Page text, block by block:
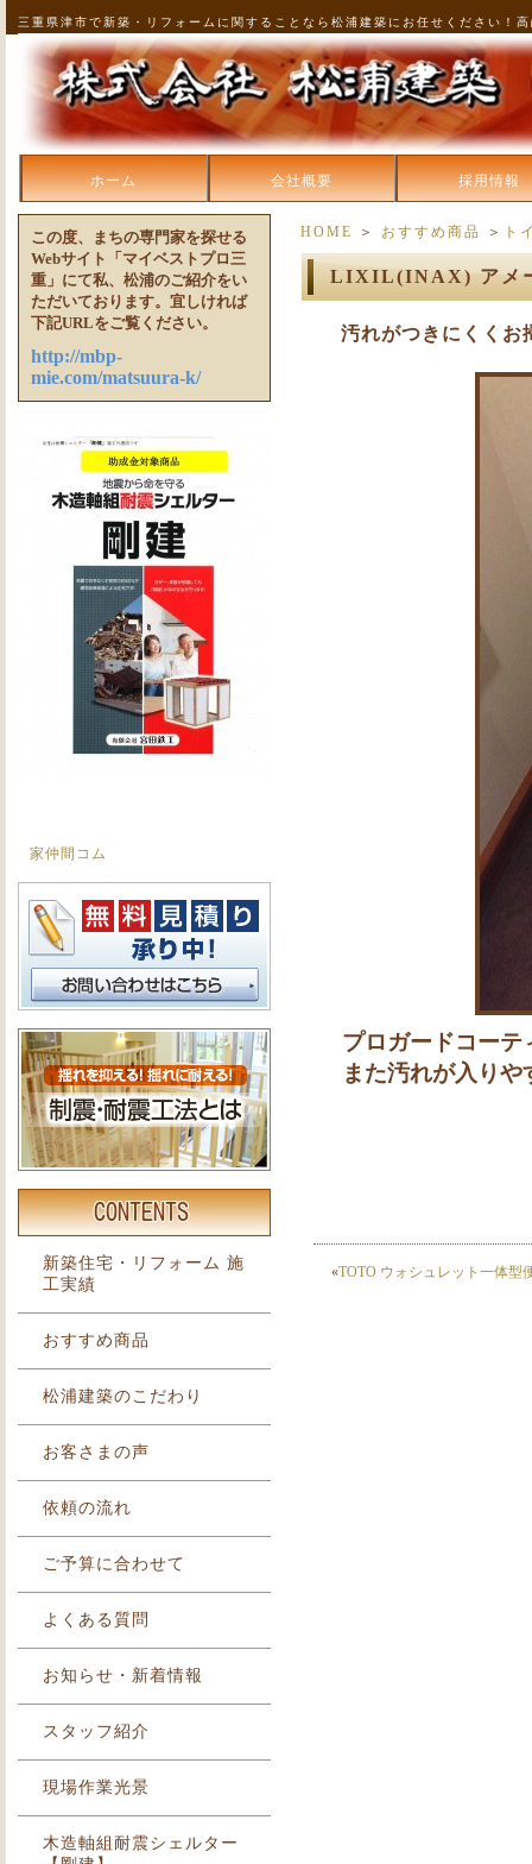
三重県津市で新築・リフォームに関することなら松浦建築にお任せください！
ホーム 会社概要 採用情報
HOME ＞ おすすめ商品 ＞ ト
LIXIL(INAX) アメ
汚れがつきにくくお
プロガードコーテ
また汚れが入り
«TOTO ウォシュレット一体型
この度、まちの専門家を探せる
Webサイト「マイベストプロ三
重」にて私、松浦のご紹介をい
ただいております。宜しければ
下記URLをご覧ください。
http://mbp-
mie.com/matsuura-k/
家仲間コム
新築住宅・リフォーム 施
工実績
おすすめ商品
松浦建築のこだわり
お客さまの声
依頼の流れ
ご予算に合わせて
よくある質問
お知らせ・新着情報
スタッフ紹介
現場作業光景
木造軸組耐震シェルター